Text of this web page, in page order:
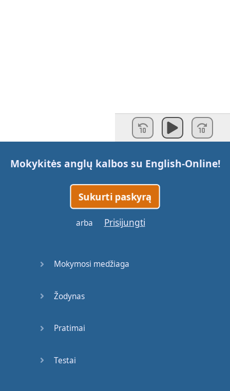
Mokykitės anglų kalbos su English-Online!
Sukurti paskyrą
arba Prisijungti
Mokymosi medžiaga
Žodynas
Pratimai
Testai